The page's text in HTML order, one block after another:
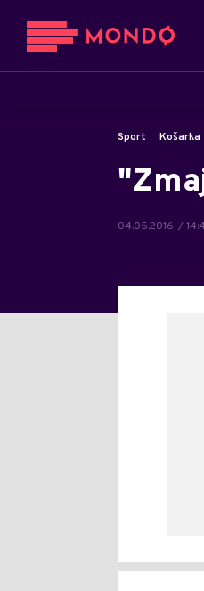
Sport Košarka
04.05.2016. /